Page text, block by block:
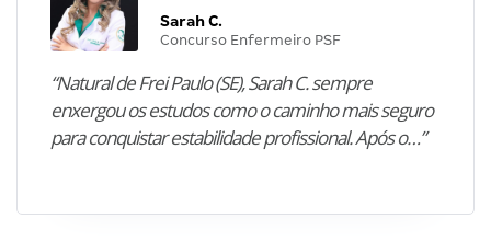
Sarah C.
Concurso Enfermeiro PSF
“Natural de Frei Paulo (SE), Sarah C. sempre
enxergou os estudos como o caminho mais seguro
para conquistar estabilidade profissional. Após o…”